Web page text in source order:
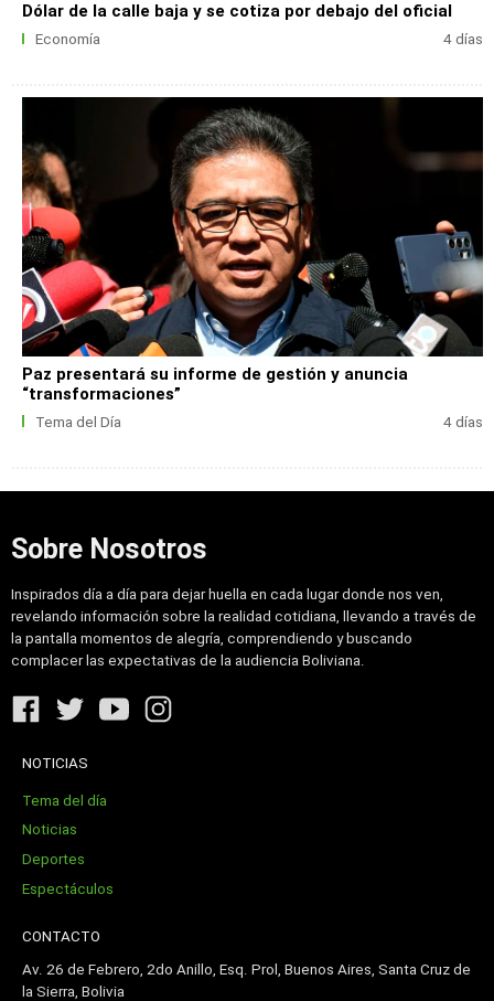
Dólar de la calle baja y se cotiza por debajo del oficial
Economía 4 días
Paz presentará su informe de gestión y anuncia
“transformaciones”
Tema del Día 4 días
Sobre Nosotros
Inspirados día a día para dejar huella en cada lugar donde nos ven,
revelando información sobre la realidad cotidiana, llevando a través de
la pantalla momentos de alegría, comprendiendo y buscando
complacer las expectativas de la audiencia Boliviana.
NOTICIAS
Tema del día
Noticias
Deportes
Espectáculos
CONTACTO
Av. 26 de Febrero, 2do Anillo, Esq. Prol, Buenos Aires, Santa Cruz de
la Sierra, Bolivia